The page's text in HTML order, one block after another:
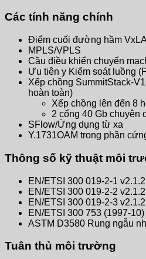
Các tính năng chính
Điểm cuối đường hầm
MPLS/VPLS
Cầu điều khiển chuyển
Ưu tiên y Kiểm soát luồng
Xếp chồng SummitStack-
hoàn toàn)
Xếp chồng lên đến 8
2 cổng 40 Gb chuyên
SFlow/Ứng dụng từ xa
Y.1731OAM trong phần
Thông số kỹ thuật môi
EN/ETSI 300 019-2-1
EN/ETSI 300 019-2-2
EN/ETSI 300 019-2-3
EN/ETSI 300 753 (1997-
ASTM D3580 Rung ngẫu
Tuân thủ môi trường